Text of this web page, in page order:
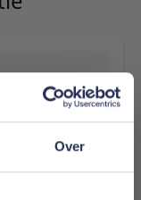
Over